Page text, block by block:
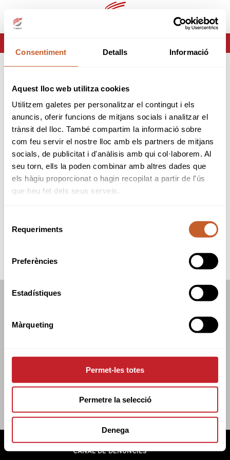
Consentiment Detalls Informació
Aquest lloc web utilitza cookies
Utilitzem galetes per personalitzar el contingut i els
anuncis, oferir funcions de mitjans socials i analitzar el
trànsit del lloc. També compartim la informació sobre
com feu servir el nostre lloc amb els partners de mitjans
socials, de publicitat i d'anàlisis amb qui col·laborem. Al
seu torn, ells la poden combinar amb altres dades que
els hàgiu proporcionat o hagin recopilat a partir de l'ús
que heu fet dels seus serveis.
Requeriments
Preferències
Estadístiques
Màrqueting
Permet-les totes
Permetre la selecció
Denega
ca es
Página no encontrada
Lo sentimos pero la página que estas buscando no
existe o ha cambiado.
tornar
C/TUSET 32, 8ÈNA PLANTA. 08006 BCN
POLÍTICA DE COOKIES
POLÍTICA DE PRIVADESA
CANAL DE DENÚNCIES